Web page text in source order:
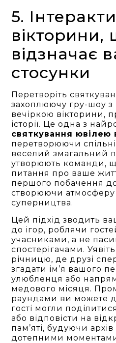
5.
вікторини,
відзначає
стосунки
Перетворіть
захоплюючу гру-шоу з
вечіркою вікторини,
історії. Це одна з
святкування ювілею
перетворюючи
веселий змагальний
утворюють команди,
питання про ваше
першого побачення до
створюючи атмосферу
суперництва.
Цей підхід зводить
до ігор, роблячи
учасниками, а не
спостерігачами.
річницю, де друзі
згадати ім’я вашого
улюбленця або
медового місяця.
раундами ви можете
гості могли
або відповісти на
пам’яті, будуючи
дотепними